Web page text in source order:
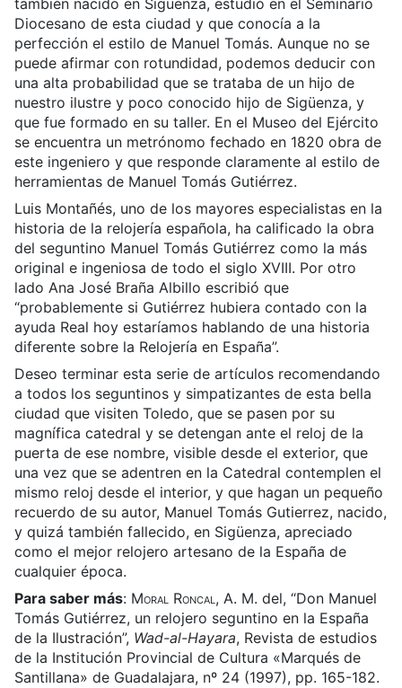
también nacido en Sigüenza, estudió en el Seminario
Diocesano de esta ciudad y que conocía a la
perfección el estilo de Manuel Tomás. Aunque no se
puede afirmar con rotundidad, podemos deducir con
una alta probabilidad que se trataba de un hijo de
nuestro ilustre y poco conocido hijo de Sigüenza, y
que fue formado en su taller. En el Museo del Ejército
se encuentra un metrónomo fechado en 1820 obra de
este ingeniero y que responde claramente al estilo de
herramientas de Manuel Tomás Gutiérrez.
Luis Montañés, uno de los mayores especialistas en la
historia de la relojería española, ha calificado la obra
del seguntino Manuel Tomás Gutiérrez como la más
original e ingeniosa de todo el siglo XVIII. Por otro
lado Ana José Braña Albillo escribió que
“probablemente si Gutiérrez hubiera contado con la
ayuda Real hoy estaríamos hablando de una historia
diferente sobre la Relojería en España”.
Deseo terminar esta serie de artículos recomendando
a todos los seguntinos y simpatizantes de esta bella
ciudad que visiten Toledo, que se pasen por su
magnífica catedral y se detengan ante el reloj de la
puerta de ese nombre, visible desde el exterior, que
una vez que se adentren en la Catedral contemplen el
mismo reloj desde el interior, y que hagan un pequeño
recuerdo de su autor, Manuel Tomás Gutierrez, nacido,
y quizá también fallecido, en Sigüenza, apreciado
como el mejor relojero artesano de la España de
cualquier época.
Para saber más: Moral Roncal, A. M. del, “Don Manuel
Tomás Gutiérrez, un relojero seguntino en la España
de la Ilustración”, Wad-al-Hayara, Revista de estudios
de la Institución Provincial de Cultura «Marqués de
Santillana» de Guadalajara, nº 24 (1997), pp. 165-182.